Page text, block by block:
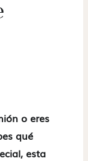
o eres
qué
esta